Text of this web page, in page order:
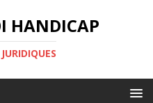
HANDICAP